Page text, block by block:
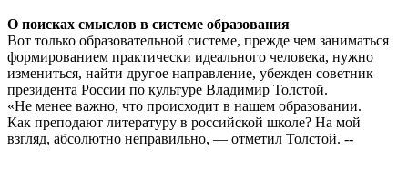
О поисках смыслов в системе образования
Вот только образовательной системе, прежде чем заниматься
формированием практически идеального человека, нужно
измениться, найти другое направление, убежден советник
президента России по культуре Владимир Толстой.
«Не менее важно, что происходит в нашем образовании.
Как преподают литературу в российской школе? На мой
взгляд, абсолютно неправильно, — отметил Толстой. --